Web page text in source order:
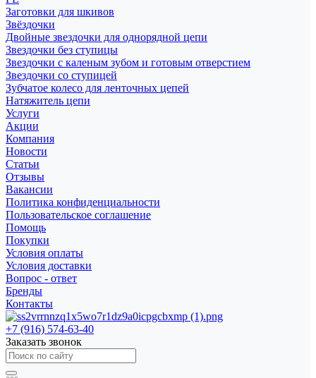
Заготовки для шкивов
Звёздочки
Двойные звездочки для однорядной цепи
Звездочки без ступицы
Звездочки с каленым зубом и готовым отверстием
Звездочки со ступицей
Зубчатое колесо для ленточных цепей
Натяжитель цепи
Услуги
Акции
Компания
Новости
Статьи
Отзывы
Вакансии
Политика конфиденциальности
Пользовательское соглашение
Помощь
Покупки
Условия оплаты
Условия доставки
Вопрос - ответ
Бренды
Контакты
+7 (916) 574-63-40
Заказать звонок